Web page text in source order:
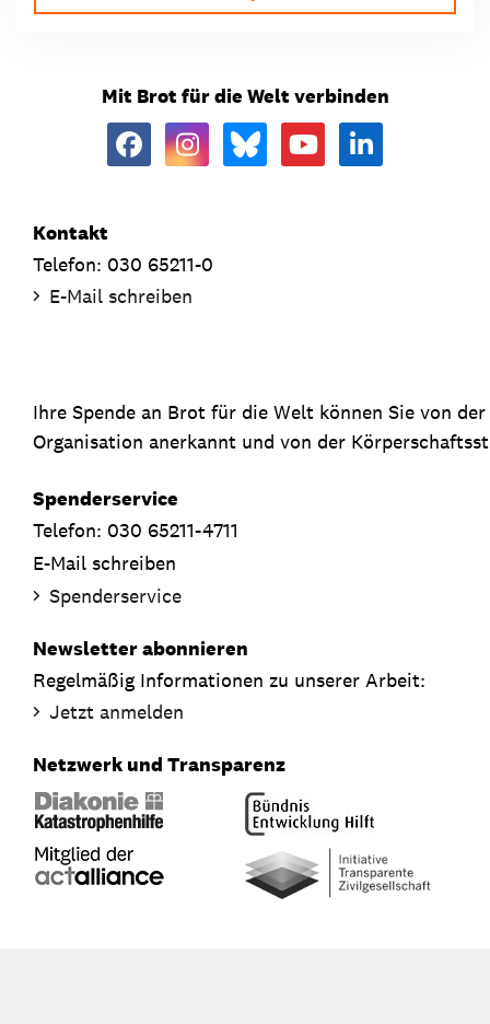
Mit Brot für die Welt verbinden
Kontakt
Telefon: 030 65211-0
E-Mail schreiben
Ihre Spende an Brot für die Welt können Sie von
Organisation anerkannt und von der
Spenderservice
Telefon: 030 65211-4711
E-Mail schreiben
Spenderservice
Newsletter abonnieren
Regelmäßig Informationen zu unserer Arbeit:
Jetzt anmelden
Netzwerk und Transparenz